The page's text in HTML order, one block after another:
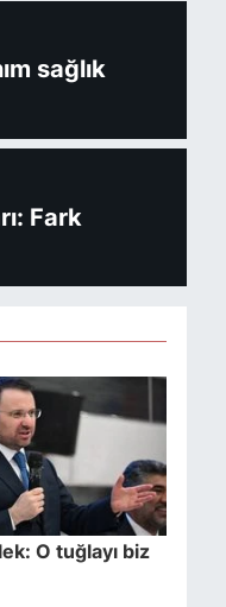
sağlık
Fark
O tuğlayı biz